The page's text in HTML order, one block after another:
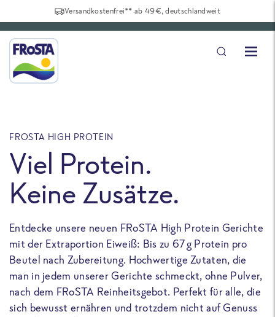
Versandkostenfrei** ab 49€, deutschlandweit
FROSTA HIGH PROTEIN
Viel Protein.
Keine Zusätze.
Entdecke unsere neuen FRoSTA High Protein Gerichte
mit der Extraportion Eiweiß: Bis zu 67 g Protein pro
Beutel nach Zubereitung. Hochwertige Zutaten, die
man in jedem unserer Gerichte schmeckt, ohne Pulver,
nach dem FRoSTA Reinheitsgebot. Perfekt für alle, die
sich bewusst ernähren und trotzdem nicht auf Genuss